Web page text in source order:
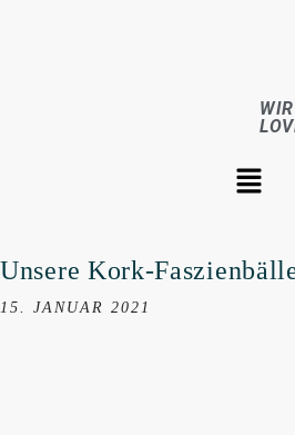
Unsere Kork-
15. JANUAR 2021